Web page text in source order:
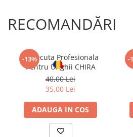
RECOMANDĂRI
-13%
Forfecuta Profesionala
Pentru Unghii CHIRA
40,00 Lei
35,00 Lei
ADAUGA IN COS
-